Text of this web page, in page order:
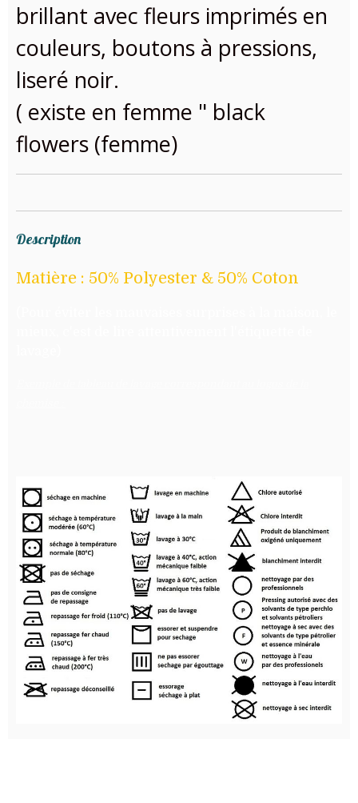
brillant avec fleurs imprimés en
couleurs, boutons à pressions,
liseré noir.
( existe en femme " black
flowers (femme)
Description
Matière : 50% Polyester & 50% Coton